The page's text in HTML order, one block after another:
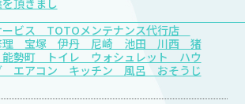
ービス TOTOメンテナンス代行店
理 宝塚 伊丹 尼崎 池田 川西 猪
勢町 トイレ ウォシュレット ハウ
エアコン キッチン 風呂 おそうじ